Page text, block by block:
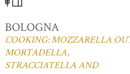
BOLOGNA
COOKING: MOZZARELLA
MORTADELLA,
STRACCIATELLA AND